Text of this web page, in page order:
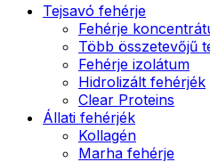
Tejsavó fehérje
Fehérje
Több összetevőjű
Fehérje izolátum
Hidrolizált fehérjék
Clear Proteins
Állati fehérjék
Kollagén
Marha fehérje